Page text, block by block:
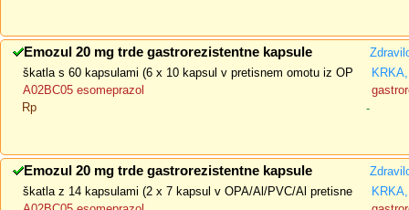
Emozul 20 mg trde gastrorezistentne kapsule
škatla s 60 kapsulami (6 x 10 kapsul v pretisnem omotu iz OP
A02BC05 esomeprazol
Rp
-
Emozul 20 mg trde gastrorezistentne kapsule
škatla z 14 kapsulami (2 x 7 kapsul v OPA/Al/PVC/Al pretisne